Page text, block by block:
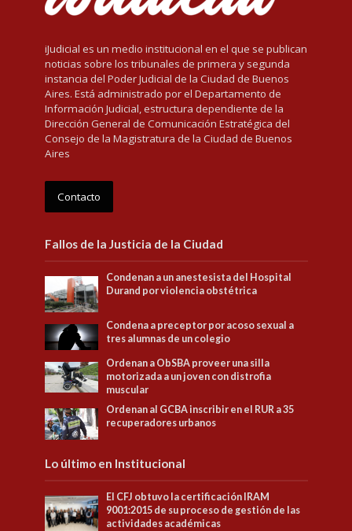
iJudicial es un medio institucional en el que se publican
noticias sobre los tribunales de primera y segunda
instancia del Poder Judicial de la Ciudad de Buenos
Aires. Está administrado por el Departamento de
Información Judicial, estructura dependiente de la
Dirección General de Comunicación Estratégica del
Consejo de la Magistratura de la Ciudad de Buenos
Aires
Contacto
Fallos de la Justicia de la Ciudad
Condenan a un anestesista del Hospital
Durand por violencia obstétrica
Condena a preceptor por acoso sexual a
tres alumnas de un colegio
Ordenan a ObSBA proveer una silla
motorizada a un joven con distrofia
muscular
Ordenan al GCBA inscribir en el RUR a 35
recuperadores urbanos
Lo último en Institucional
El CFJ obtuvo la certificación IRAM
9001:2015 de su proceso de gestión de las
actividades académicas